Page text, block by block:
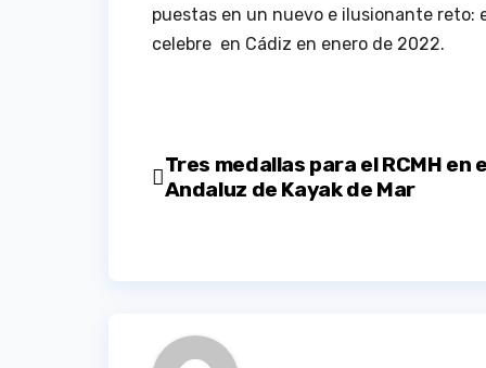
puestas en un nuevo e ilusionante reto:
celebre en Cádiz en enero de 2022.
Navegación
Tres medallas para el RCMH en
Andaluz de Kayak de Mar